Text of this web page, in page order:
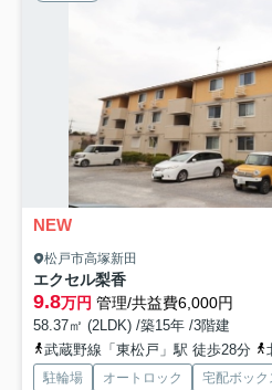
NEW
松戸市高塚新田
エクセル梨香
9.8万円 管理/共益費6,000円
58.37㎡ (2LDK) /築15年 /3階建
武蔵野線「東松戸」駅 徒歩28分
駐輪場 オートロック 宅配ボック